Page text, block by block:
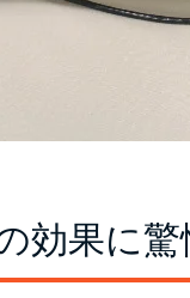
効果に驚